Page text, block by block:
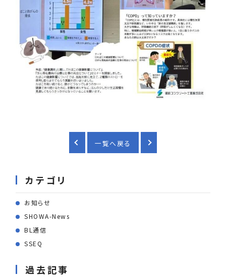
一覧へ戻る
カテゴリ
お知らせ
SHOWA-News
BL通信
SSEQ
過去記事